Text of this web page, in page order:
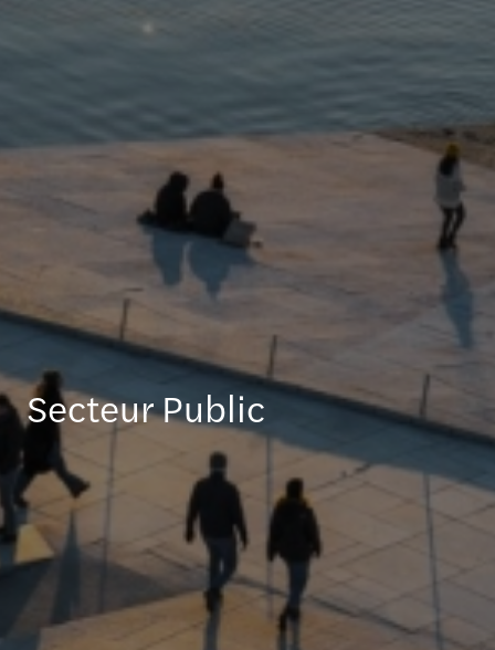
Secteur Public